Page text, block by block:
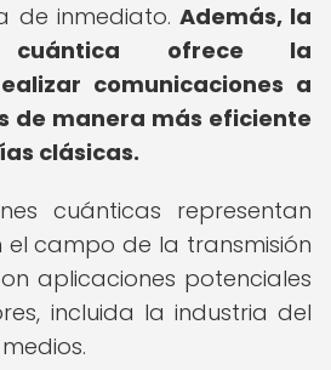
de inmediato. Además, la
cuántica ofrece la
comunicaciones a
de manera más eficiente
clásicas.
cuánticas representan
el campo de la transmisión
aplicaciones potenciales
incluida la industria del